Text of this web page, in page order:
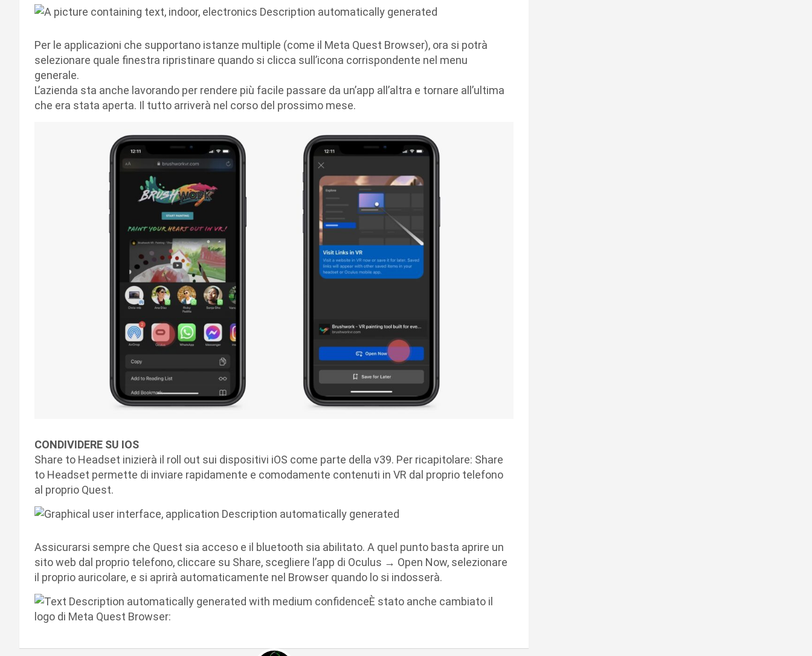
Per le applicazioni che supportano istanze multiple (come il Meta Quest Browser), ora si potrà
selezionare quale finestra ripristinare quando si clicca sull’icona corrispondente nel menu
generale.
L’azienda sta anche lavorando per rendere più facile passare da un’app all’altra e tornare all’ultima
che era stata aperta. Il tutto arriverà nel corso del prossimo mese.
CONDIVIDERE SU IOS
Share to Headset inizierà il roll out sui dispositivi iOS come parte della v39. Per ricapitolare: Share
to Headset permette di inviare rapidamente e comodamente contenuti in VR dal proprio telefono
al proprio Quest.
Assicurarsi sempre che Quest sia acceso e il bluetooth sia abilitato. A quel punto basta aprire un
sito web dal proprio telefono, cliccare su Share, scegliere l’app di Oculus → Open Now, selezionare
il proprio auricolare, e si aprirà automaticamente nel Browser quando lo si indosserà.
È stato anche cambiato il
logo di Meta Quest Browser: